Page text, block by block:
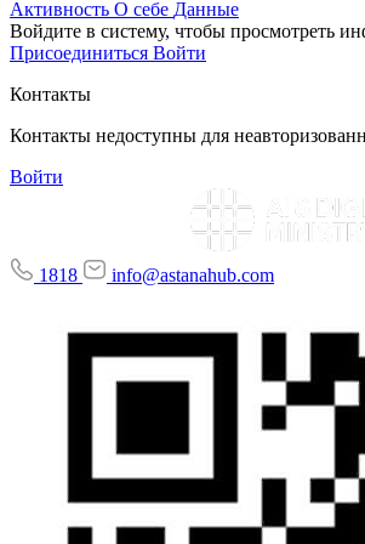
Активность О себе Данные
Войдите в систему, чтобы просмотреть
Присоединиться Войти
Контакты
Контакты недоступны для
Войти
1818 info@astanahub.com